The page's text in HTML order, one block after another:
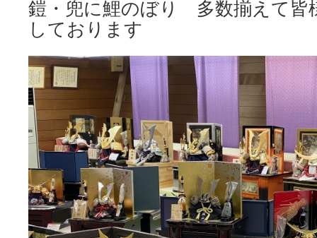
鎧・兜に鯉のぼり 多数揃えて皆
しております